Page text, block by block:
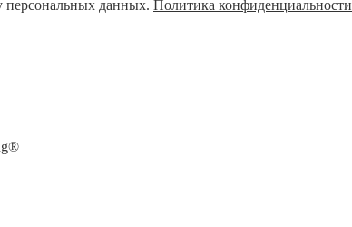
персональных данных. Политика конфиденциальности